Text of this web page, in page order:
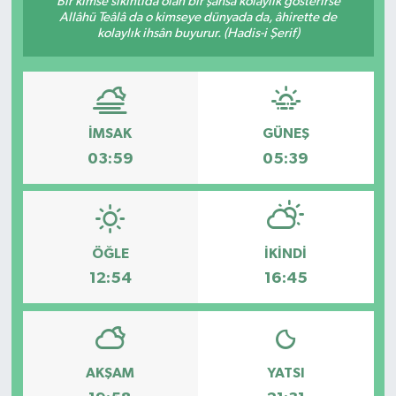
Allâhü Teâlâ da o kimseye dünyada da, âhirette de
kolaylık ihsân buyurur. (Hadis-i Şerif)
İMSAK
03:59
GÜNEŞ
05:39
ÖĞLE
12:54
İKINDI
16:45
AKŞAM YATSI
DÜNYA
Dursunbey
EĞİTİM
EKONOMİ
Gömeç
Gönen
Havran